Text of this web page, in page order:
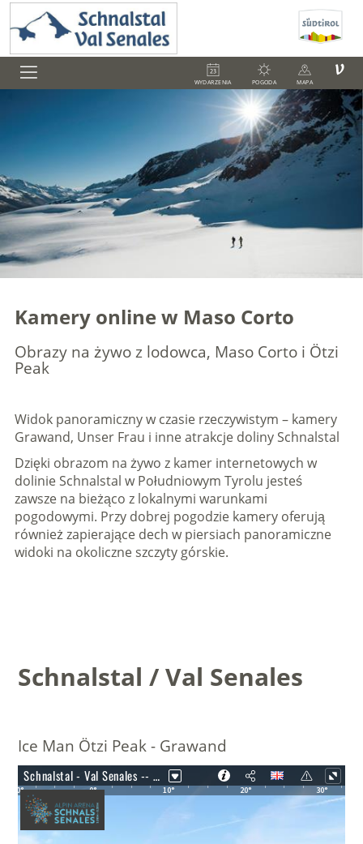
WYDARZENIA POGODA MAPA
V
Kamery online w Maso Corto
Obrazy na żywo z lodowca, Maso Corto i Ötzi
Peak
Widok panoramiczny w czasie rzeczywistym – kamery
Grawand, Unser Frau i inne atrakcje doliny Schnalstal
Dzięki obrazom na żywo z kamer internetowych w
dolinie Schnalstal w Południowym Tyrolu jesteś
zawsze na bieżąco z lokalnymi warunkami
pogodowymi. Przy dobrej pogodzie kamery oferują
również zapierające dech w piersiach panoramiczne
widoki na okoliczne szczyty górskie.
Schnalstal / Val Senales
Ice Man Ötzi Peak - Grawand